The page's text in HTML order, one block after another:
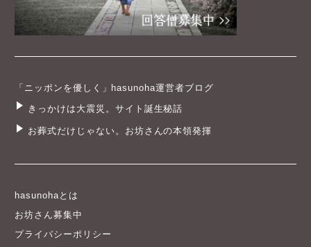
「ニッポンを優しく」hasunoha運営者ブログ
きっかけは大震災。サイト誕生秘話
お葬式だけじゃない。お坊さんの本領発揮
hasunohaとは
お坊さん募集中
プライバシーポリシー